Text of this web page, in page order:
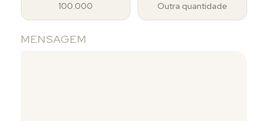
100.000 Outra quantidade
MENSAGEM